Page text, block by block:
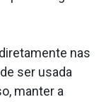
nas
ser usada
manter a